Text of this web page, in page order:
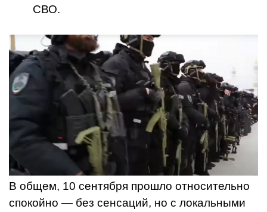
СВО.
В общем, 10 сентября прошло относительно
спокойно — без сенсаций, но с локальными